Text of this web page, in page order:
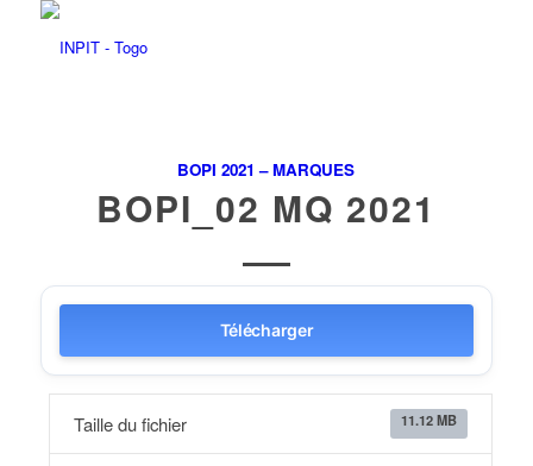
BOPI 2021 – MARQUES
BOPI_02 MQ 2021
Télécharger
Taille du fichier 11.12 MB